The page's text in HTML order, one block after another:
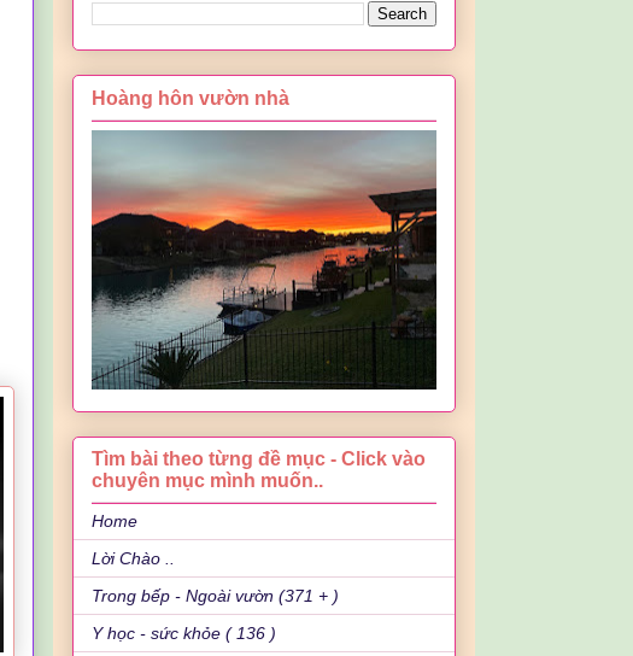
Hoàng hôn vườn nhà
Tìm bài theo từng đề mục - Click vào
chuyên mục mình muốn..
Home
Lời Chào ..
Trong bếp - Ngoài vườn (371 + )
Y học - sức khỏe ( 136 )